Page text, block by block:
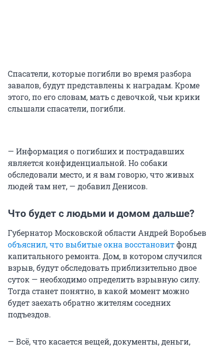
Спасатели, которые погибли во время разбора
завалов, будут представлены к наградам. Кроме
этого, по его словам, мать с девочкой, чьи крики
слышали спасатели, погибли.
— Информация о погибших и пострадавших
является конфиденциальной. Но собаки
обследовали место, и я вам говорю, что живых
людей там нет, — добавил Денисов.
Что будет с людьми и домом дальше?
Губернатор Московской области Андрей Воробьев
объяснил, что выбитые окна восстановитфонд
капитального ремонта. Дом, в котором случился
взрыв, будут обследовать приблизительно двое
суток — необходимо определить взрывную силу.
Тогда станет понятно, в какой момент можно
будет заехать обратно жителям соседних
подъездов.
— Всё, что касается вещей, документы, деньги,